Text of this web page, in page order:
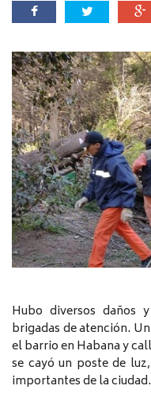
Hubo diversos daños
brigadas de atención.
el barrio en Habana y
se cayó un poste de
importantes de la